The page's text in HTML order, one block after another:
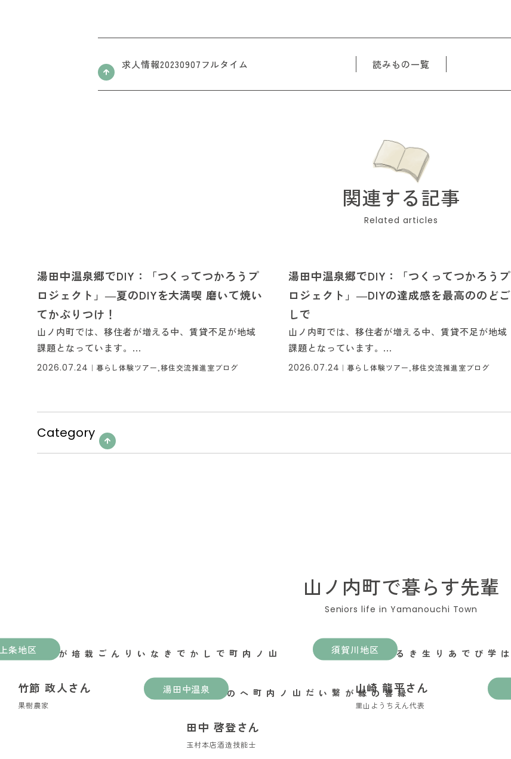
求人情報20230907フルタイム 読みもの一覧
関連する記事
湯田中温泉郷でDIY：「つくってつかろうプ
ロジェクト」―夏のDIYを大満喫 磨いて焼い
てかぶりつけ！
山ノ内町では、移住者が増える中、賃貸不足が地域
課題となっています。...
2026.07.24 ｜ 暮らし体験ツアー,移住交流推進室ブログ
湯田中温泉郷でDIY：「つくってつかろうプ
ロジェクト」―DIYの達成感を最高ののどご
しで
山ノ内町では、移住者が増える中、賃貸不足が地域
課題となっています。...
2026.07.24 ｜ 暮らし体験ツアー,移住交流推進室ブログ
Category
山ノ内町で暮らす先輩
条地区
山ノ内町でしかできないりんご栽培がある
竹節 政人さん
果樹農家
湯田中温泉
縁喜の縁が繋いだ山ノ内町への移住
田中 啓登さん
玉村本店酒造技能士
須賀川地区
遊ぶことは学びであり生きること
山崎 龍平さん
里山ようちえん代表